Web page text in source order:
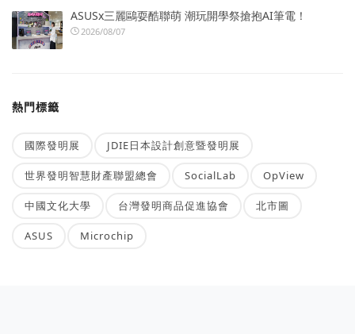
ASUSx三麗鷗耍酷聯萌 潮玩開學祭搶抱AI筆電！
2026/08/07
熱門標籤
國際發明展 JDIE日本設計創意暨發明展
世界發明智慧財產聯盟總會 SocialLab OpView
中國文化大學 台灣發明商品促進協會 北市圖
ASUS Microchip